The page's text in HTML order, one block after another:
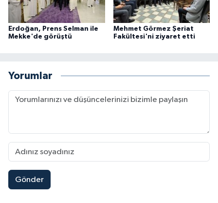
Erdoğan, Prens Selman ile
Mekke'de görüştü
Mehmet Görmez Şeriat
Fakültesi'ni ziyaret etti
Yorumlar
Gönder